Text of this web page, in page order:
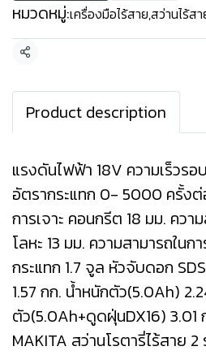
หมวดหมู่:เครื่องมือไร้สาย,สว่านไร้ส
แชร์
Product description
แรงดันไฟฟ้า 18V ความเร็วร
อัตรากระแทก 0- 5000 ครั้งต่
การเจาะ คอนกรีต 18 มม. ควา
โลหะ 13 มม. ความสามารถในก
กระแทก 1.7 จูล หัวจับดอก
1.57 กก. น้ำหนักตัว(5.0Ah)
ตัว(5.0Ah+ดูดฝุ่นDX16) 3.01
MAKITA สว่านโรตารี่ไร้สาย 2